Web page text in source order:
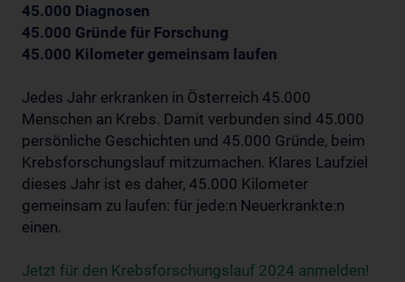
45.000 Diagnosen
45.000 Gründe für Forschung
45.000 Kilometer gemeinsam laufen
Jedes Jahr erkranken in Österreich 45.000
Menschen an Krebs. Damit verbunden sind 45.000
persönliche Geschichten und 45.000 Gründe, beim
Krebsforschungslauf mitzumachen. Klares Laufziel
dieses Jahr ist es daher, 45.000 Kilometer
gemeinsam zu laufen: für jede:n Neuerkrankte:n
einen.
Jetzt für den Krebsforschungslauf 2024 anmelden!